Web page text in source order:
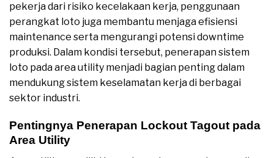
pekerja dari risiko kecelakaan kerja, penggunaan
perangkat loto juga membantu menjaga efisiensi
maintenance serta mengurangi potensi downtime
produksi. Dalam kondisi tersebut, penerapan sistem
loto pada area utility menjadi bagian penting dalam
mendukung sistem keselamatan kerja di berbagai
sektor industri.
Pentingnya Penerapan Lockout Tagout pada
Area Utility